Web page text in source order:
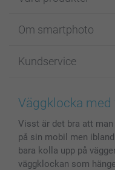
Fotokort
Fotoböcker
Bilder, Fotoförstoring &
Skal till Mobil &
MyNameBook
Fotoalmanackor &
Fotoramar & Tillbehör
Om smartphoto
För affiliates
Cookie Policy
Sitemap
Villkor och garantier
Investor Relations
Kundservice
smartgaranti
smartbonus
Priser & betalning
Status på beställningar
Väggklocka med
Visst är det bra att
på sin mobil men
bara kolla upp på
väggklockan som